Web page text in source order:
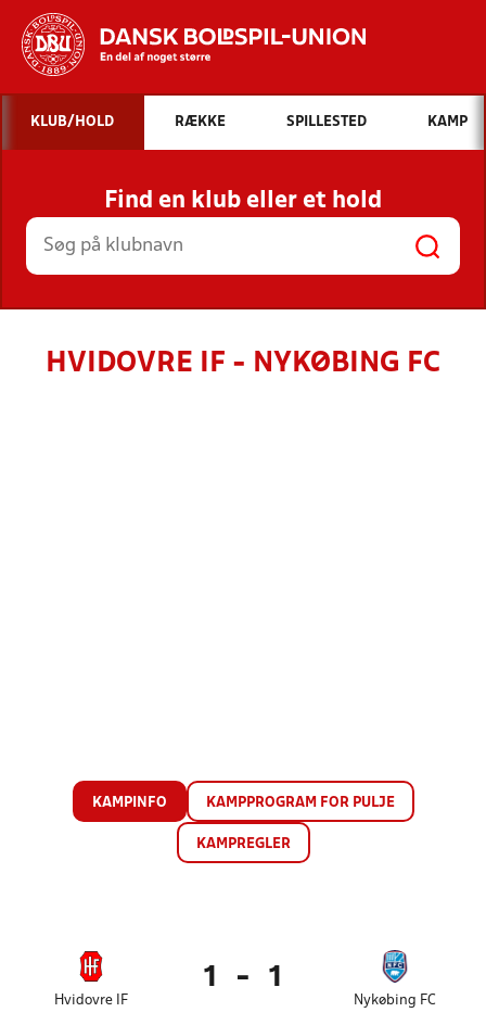
Hvad vil du søge efter?
INDHOLD OG NYHEDER
STILLINGER, RESULTATER, KLUBBER OG
HOLD
KLUB/HOLD RÆKKE SPILLESTED KAMP
Find en klub eller et hold
HVIDOVRE IF - NYKØBING FC
KAMPINFO KAMPPROGRAM FOR PULJE
KAMPREGLER
Hvidovre IF
1 - 1
Nykøbing FC